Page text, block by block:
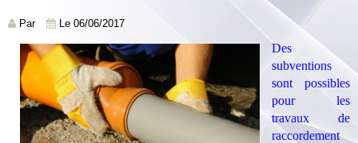
Par Le 06/06/2017
Des
subventions
sont possibles
pour les
travaux de
raccordement